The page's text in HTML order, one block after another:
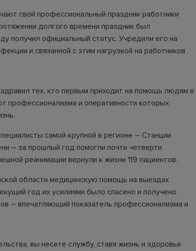
свой профессиональный праздник работники
долгого времени праздник был
получил официальный статус. Учредили его на
и связанной с этим нагрузкой на работников
тех, кто первым приходит на помощь людям в
профессионализма и оперативности которых
самой крупной в регионе – Станции
– за прошлый год помогли почти четверти
реанимации вернули к жизни 119 пациентов.
области медицинскую помощь на выездах
год их усилиями было спасено и получено
– впечатляющий показатель профессионализма и
вы несете службу, ставя жизнь и здоровье